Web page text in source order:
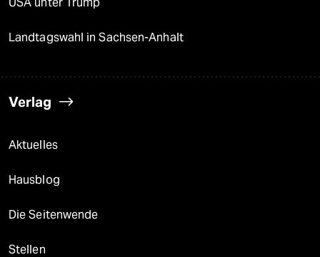
Landtagswahl in Sachsen-Anhalt
Verlag
Aktuelles
Hausblog
Die Seitenwende
Stellen